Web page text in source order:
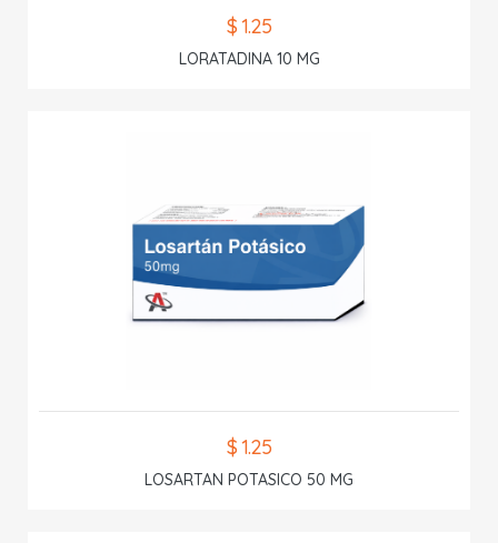
$ 1.25
LORATADINA 10 MG
$ 1.25
LOSARTAN POTASICO 50 MG